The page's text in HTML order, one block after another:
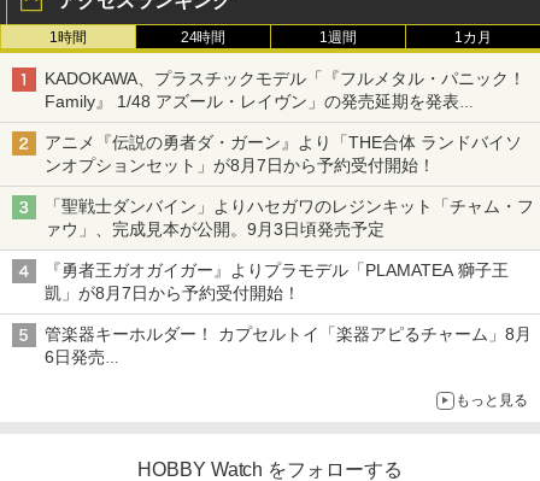
1時間 24時間 1週間 1カ月
KADOKAWA、プラスチックモデル「『フルメタル・パニック！
Family』 1/48 アズール・レイヴン」の発売延期を発表
8月から9月に延期
アニメ『伝説の勇者ダ・ガーン』より「THE合体 ランドバイソ
ンオプションセット」が8月7日から予約受付開始！
「聖戦士ダンバイン」よりハセガワのレジンキット「チャム・フ
ァウ」、完成見本が公開。9月3日頃発売予定
『勇者王ガオガイガー』よりプラモデル「PLAMATEA 獅子王
凱」が8月7日から予約受付開始！
管楽器キーホルダー！ カプセルトイ「楽器アピるチャーム」8月
6日発売
もっと見る
HOBBY Watch をフォローする